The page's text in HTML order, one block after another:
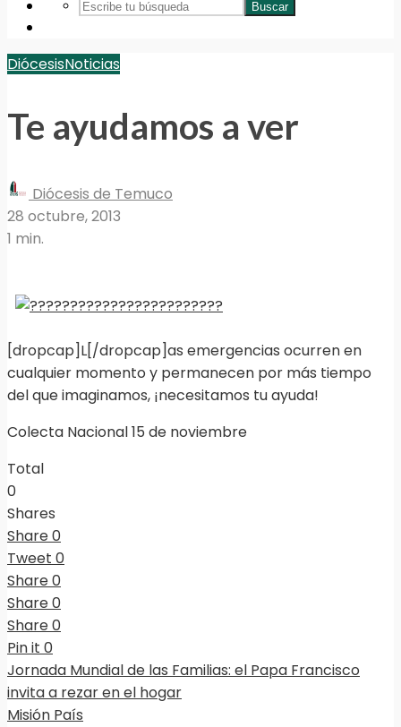
Buscar
DiócesisNoticias
Te ayudamos a ver
Diócesis de Temuco
28 octubre, 2013
1 min.
[dropcap]L[/dropcap]as emergencias ocurren en
cualquier momento y permanecen por más tiempo
del que imaginamos, ¡necesitamos tu ayuda!
Colecta Nacional 15 de noviembre
Total
0
Shares
Share0
Tweet 0
Share0
Share0
Share0
Pin it 0
Jornada Mundial de las Familias: el Papa Francisco
invita a rezar en el hogar
Misión País